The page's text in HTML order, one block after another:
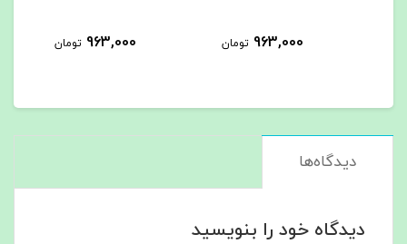
963,000 تومان 963,000 تومان
دیدگاه‌ها
دیدگاه خود را بنویسید